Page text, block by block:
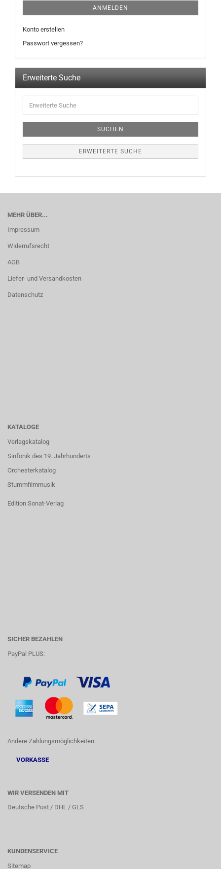
ANMELDEN
Konto erstellen
Passwort vergessen?
Erweiterte Suche
SUCHEN
ERWEITERTE SUCHE
MEHR ÜBER...
Impressum
Widerrufsrecht
AGB
Liefer- und Versandkosten
Datenschutz
KATALOGE
Verlagskatalog
Sinfonik des 19. Jahrhunderts
Orchesterkatalog
Stummfilmmusik
Edition Sonat-Verlag
SICHER BEZAHLEN
PayPal PLUS:
Andere Zahlungsmöglichkeiten:
VORKASSE
WIR VERSENDEN MIT
Deutsche Post / DHL / GLS
KUNDENSERVICE
Sitemap